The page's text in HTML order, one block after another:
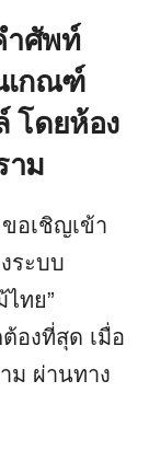
ำศัพท์
เกณฑ์
โดยห้อง
าม
อเชิญเข้า
ระบบ
ทย”
องที่สุด เมื่อ
ม ผ่านทาง